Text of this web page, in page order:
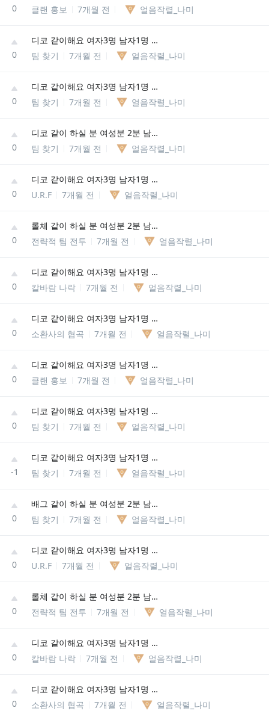
0
클랜 홍보
7개월 전 얼음작렬_나미
0
디코 같이해요 여자3명 남자1명 저희 4명이에용
팀 찾기
7개월 전 얼음작렬_나미
0
디코 같이해요 여자3명 남자1명 저희 4명이에용
팀 찾기
7개월 전 얼음작렬_나미
0
디코 같이 하실 분 여성분 2분 남자 1명 저희 3명이에용
팀 찾기
7개월 전 얼음작렬_나미
0
디코 같이해요 여자3명 남자1명 저희 4명이에용
U.R.F
7개월 전 얼음작렬_나미
0
롤체 같이 하실 분 여성분 2분 남자 1명 저희 3명이에용
전략적 팀 전투
7개월 전 얼음작렬_나미
0
디코 같이해요 여자3명 남자1명 저희 4명이에용
칼바람 나락
7개월 전 얼음작렬_나미
0
디코 같이해요 여자3명 남자1명 저희 4명이에용
소환사의 협곡
7개월 전 얼음작렬_나미
0
디코 같이해요 여자3명 남자1명 저희 4명이에용
클랜 홍보
7개월 전 얼음작렬_나미
0
디코 같이해요 여자3명 남자1명 저희 4명이에용
팀 찾기
7개월 전 얼음작렬_나미
-1
디코 같이해요 여자3명 남자1명 저희 4명이에용
팀 찾기
7개월 전 얼음작렬_나미
0
배그 같이 하실 분 여성분 2분 남자 1명 저희 3명이에용
팀 찾기
7개월 전 얼음작렬_나미
0
디코 같이해요 여자3명 남자1명 저희 4명이에용
U.R.F
7개월 전 얼음작렬_나미
0
롤체 같이 하실 분 여성분 2분 남자 1명 저희 3명이에용
전략적 팀 전투
7개월 전 얼음작렬_나미
0
디코 같이해요 여자3명 남자1명 저희 4명이에용
칼바람 나락
7개월 전 얼음작렬_나미
0
디코 같이해요 여자3명 남자1명 저희 4명이에용
소환사의 협곡
7개월 전 얼음작렬_나미